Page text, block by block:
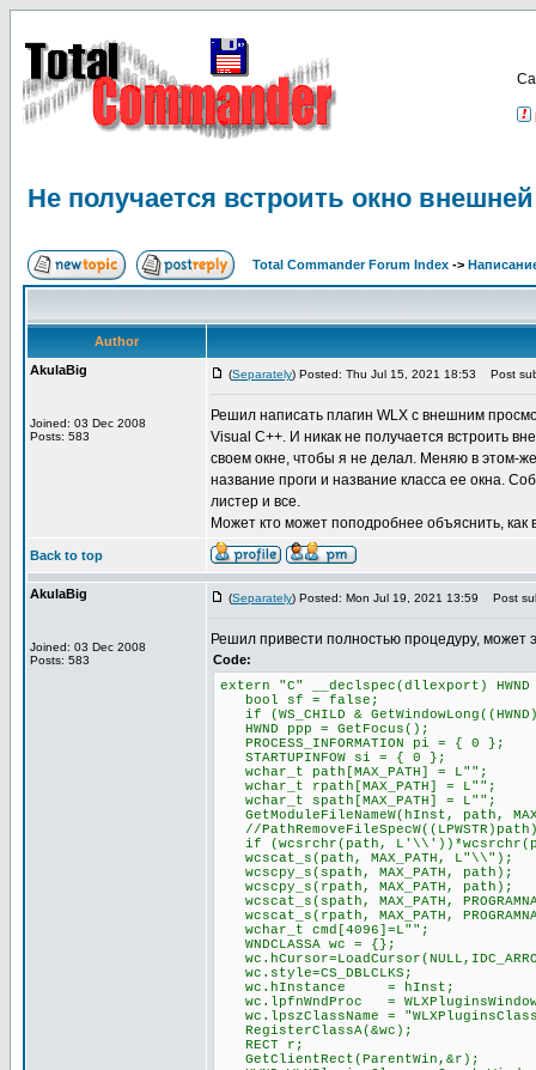
Не получается встроить окно
Total Commander Forum Index ->
Author
AkulaBig
Joined: 03 Dec 2008
Posts: 583
(Separately) Posted: Thu Jul 15, 2021 18:53 Post
Решил написать плагин WLX с внешним
Visual C++. И никак не получается встроить
своем окне, чтобы я не делал. Меняю в этом-
название проги и название класса ее окна.
листер и все.
Может кто может поподробнее объяснить, как
Back to top
AkulaBig
Joined: 03 Dec 2008
Posts: 583
(Separately) Posted: Mon Jul 19, 2021 13:59 Post
Решил привести полностью процедуру, может
Code:
extern "C" __declspec(dllexport)
bool sf = false;
if (WS_CHILD &
HWND ppp = GetFocus();
PROCESS_INFORMATION pi = { 0 };
STARTUPINFOW si = { 0 };
wchar_t path[MAX_PATH] = L"";
wchar_t rpath[MAX_PATH] = L"";
wchar_t spath[MAX_PATH] = L"";
GetModuleFileNameW(hInst, path,
//
if (wcsrchr(path,
wcscat_s(path, MAX_PATH, L"\\");
wcscpy_s(spath, MAX_PATH, path);
wcscpy_s(rpath, MAX_PATH, path);
wcscat_s(spath, MAX_PATH,
wcscat_s(rpath, MAX_PATH,
wchar_t cmd[4096]=L"";
WNDCLASSA wc = {};
wc.style=CS_DBLCLKS;
wc.hInstance = hInst;
wc.lpfnWndProc =
wc.lpszClassName =
RegisterClassA(&wc);
RECT r;
GetClientRect(ParentWin,&r);